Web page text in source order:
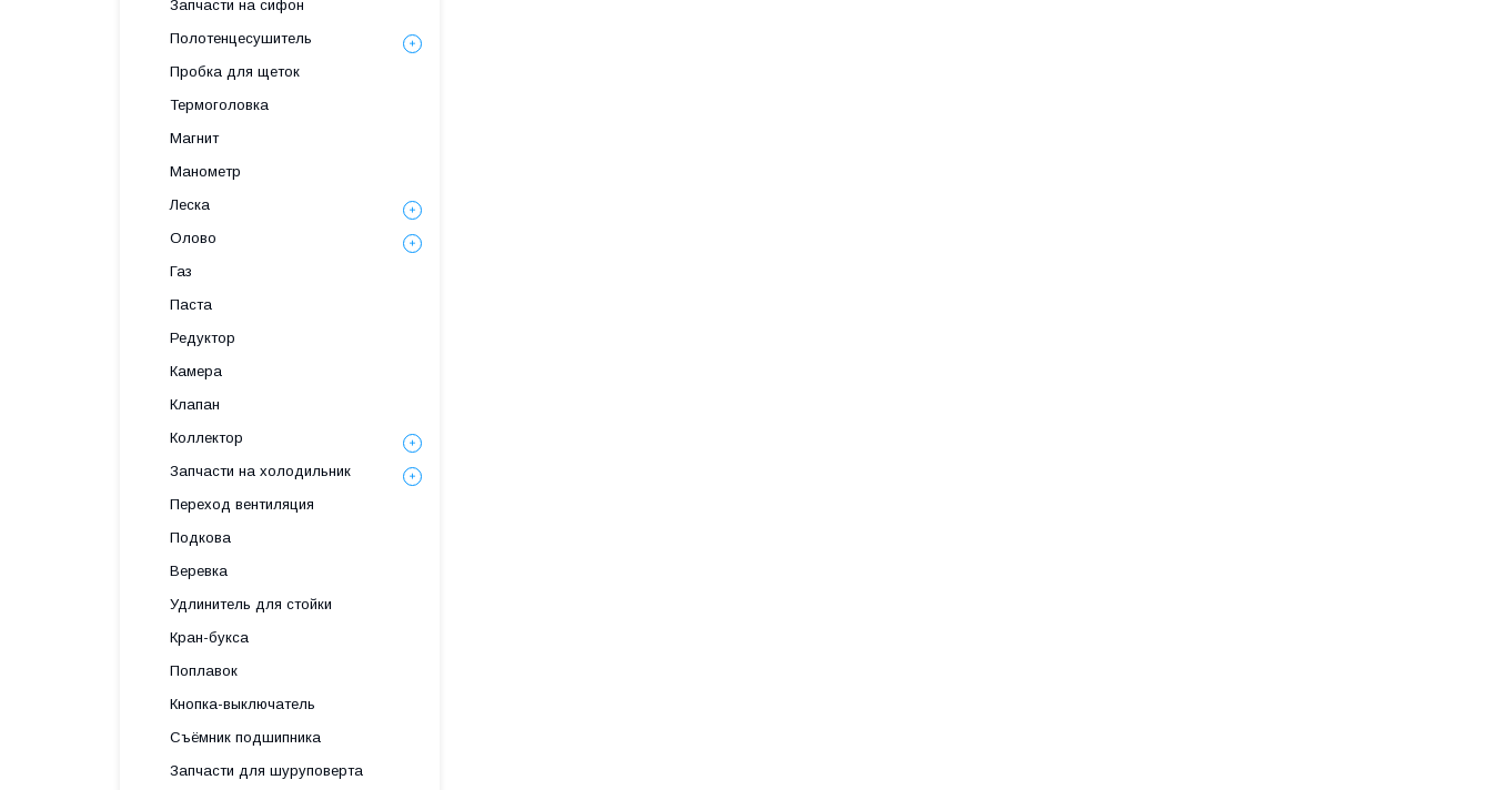
Запчасти на сифон
Полотенцесушитель
Пробка для щеток
Термоголовка
Магнит
Манометр
Леска
Олово
Газ
Паста
Редуктор
Камера
Клапан
Коллектор
Запчасти на холодильник
Переход вентиляция
Подкова
Веревка
Удлинитель для стойки
Кран-букса
Поплавок
Кнопка-выключатель
Съёмник подшипника
Запчасти для шуруповерта